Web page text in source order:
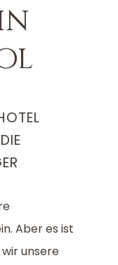
Aber es ist
unsere